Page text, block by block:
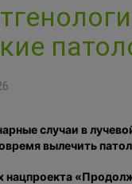
случаи в
вылечить
нацпроекта